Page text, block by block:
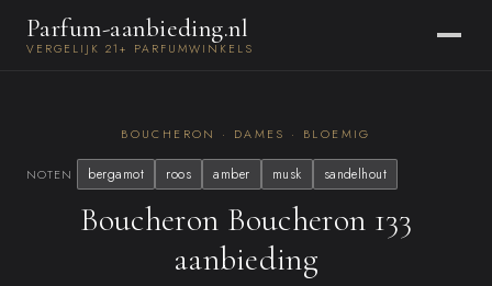
Parfum-aanbieding.nl
VERGELIJK 21+ PARFUMWINKELS
BOUCHERON · DAMES · BLOEMIG
NOTEN bergamot roos amber musk sandelhout
Boucheron Boucheron 133
aanbieding